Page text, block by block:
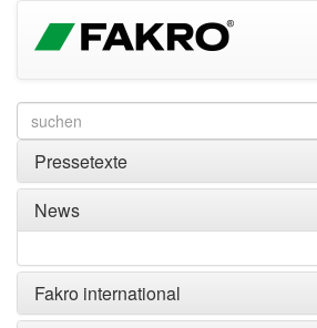
Pressetexte
News
Fakro international